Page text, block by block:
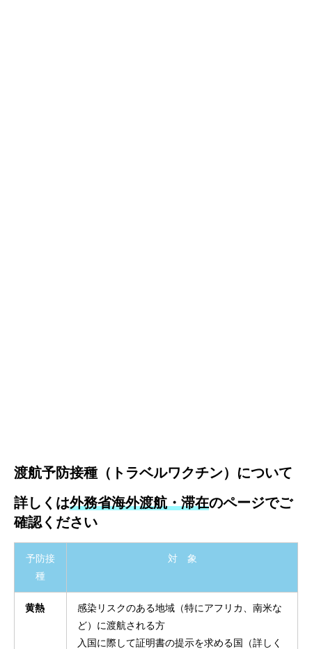
渡航予防接種（トラベルワクチン）について
詳しくは外務省海外渡航・滞在のページでご
確認ください
予防接
種
対 象
黄熱
感染リスクのある地域（特にアフリカ、南米な
ど）に渡航される方
入国に際して証明書の提示を求める国
（詳しく